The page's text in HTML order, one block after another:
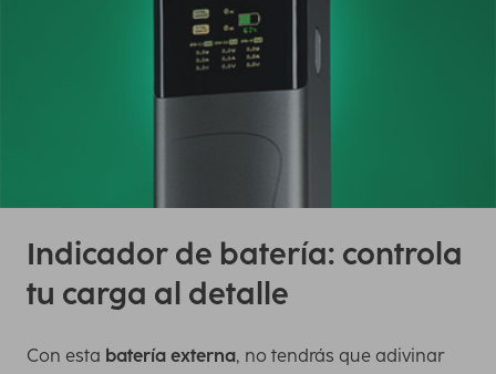
Indicador de batería: controla
tu carga al detalle
Con esta batería externa, no tendrás que adivinar